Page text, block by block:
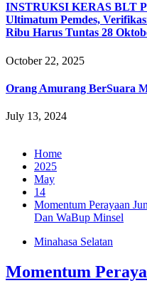
INSTRUKSI KERAS BLT
Ultimatum Pemdes,
Ribu Harus Tuntas 28
October 22, 2025
Orang Amurang BerSuara
July 13, 2024
Home
2025
May
14
Momentum Perayaan
Dan WaBup Minsel
Minahasa Selatan
Momentum